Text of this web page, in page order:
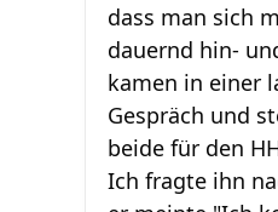
dass man sich
dauernd hin-
kamen in einer
Gespräch und
beide für den
Ich fragte ihn